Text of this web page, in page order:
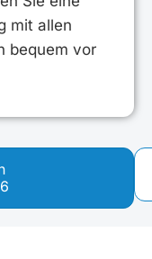
mit allen
bequem vor